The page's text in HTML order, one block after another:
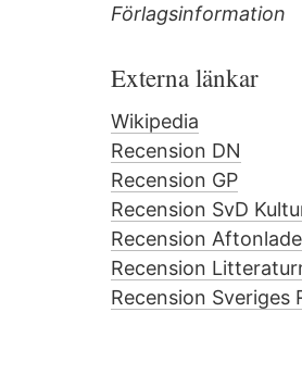
Förlagsinformation
Externa länkar
Wikipedia
Recension DN
Recension GP
Recension SvD
Recension
Recension
Recension Sveriges